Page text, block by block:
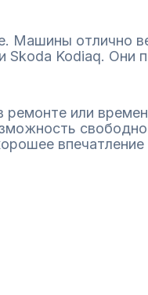
отлично
Kodiaq. Они
или
впечатление